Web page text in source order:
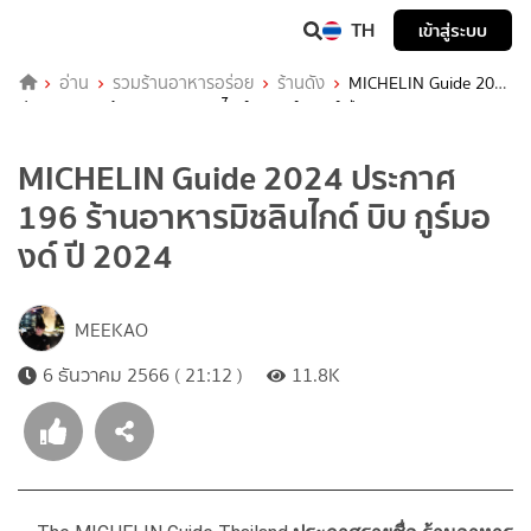
TH เข้าสู่ระบบ
อ่าน รวมร้านอาหารอร่อย ร้านดัง
MICHELIN Guide 2024
ประกาศ 196 ร้านอาหารมิชลินไกด์ บิบ กูร์มองด์ ปี 2024
MICHELIN Guide 2024 ประกาศ
196 ร้านอาหารมิชลินไกด์ บิบ กูร์มอ
งด์ ปี 2024
MEEKAO
6 ธันวาคม 2566 ( 21:12 )
11.8K